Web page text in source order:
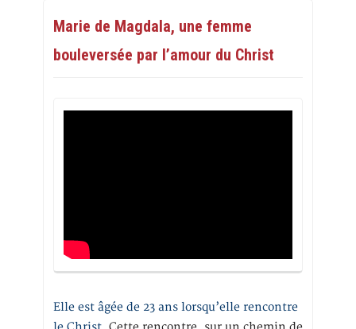
Marie de Magdala, une femme
bouleversée par l’amour du Christ
Elle est âgée de 23 ans lorsqu’elle rencontre